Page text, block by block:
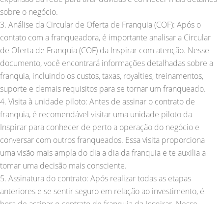
sobre o negócio.
3. Análise da Circular de Oferta de Franquia (COF): Após o
contato com a franqueadora, é importante analisar a Circular
de Oferta de Franquia (COF) da Inspirar com atenção. Nesse
documento, você encontrará informações detalhadas sobre a
franquia, incluindo os custos, taxas, royalties, treinamentos,
suporte e demais requisitos para se tornar um franqueado.
4. Visita à unidade piloto: Antes de assinar o contrato de
franquia, é recomendável visitar uma unidade piloto da
Inspirar para conhecer de perto a operação do negócio e
conversar com outros franqueados. Essa visita proporciona
uma visão mais ampla do dia a dia da franquia e te auxilia a
tomar uma decisão mais consciente.
5. Assinatura do contrato: Após realizar todas as etapas
anteriores e se sentir seguro em relação ao investimento, é